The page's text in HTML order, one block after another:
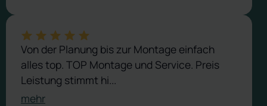
Von der Planung bis zur Montage einfach
alles top. TOP Montage und Service. Preis
Leistung stimmt hi...
mehr